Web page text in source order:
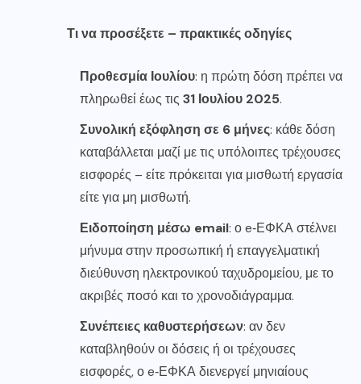
Τι να προσέξετε – πρακτικές οδηγίες
Προθεσμία Ιουλίου: η πρώτη δόση πρέπει να
πληρωθεί έως τις 31 Ιουλίου 2025.
Συνολική εξόφληση σε 6 μήνες: κάθε δόση
καταβάλλεται μαζί με τις υπόλοιπες τρέχουσες
εισφορές – είτε πρόκειται για μισθωτή εργασία
είτε για μη μισθωτή.
Ειδοποίηση μέσω email: ο e‑ΕΦΚΑ στέλνει
μήνυμα στην προσωπική ή επαγγελματική
διεύθυνση ηλεκτρονικού ταχυδρομείου, με το
ακριβές ποσό και το χρονοδιάγραμμα.
Συνέπειες καθυστερήσεων: αν δεν
καταβληθούν οι δόσεις ή οι τρέχουσες
εισφορές, ο e‑ΕΦΚΑ διενεργεί μηνιαίους